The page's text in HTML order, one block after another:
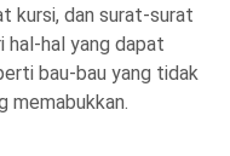
kursi, dan surat-surat
hal-hal yang dapat
bau-bau yang tidak
memabukkan.